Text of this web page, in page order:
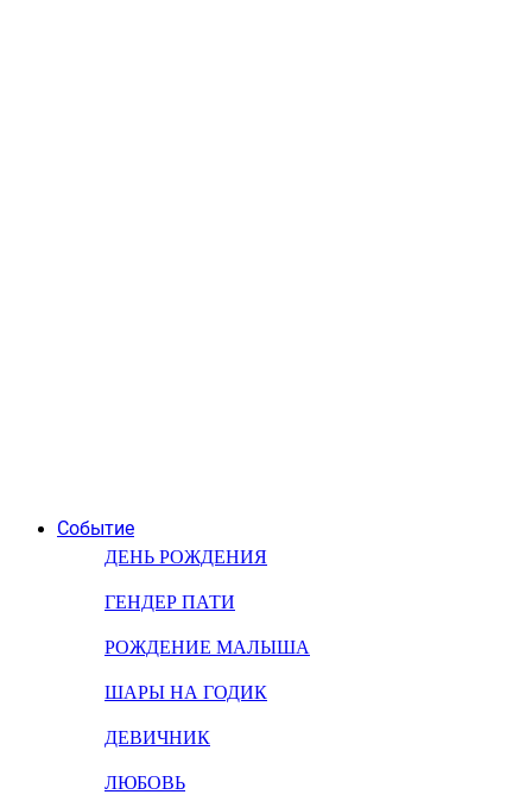
Событие
ДЕНЬ РОЖДЕНИЯ
ГЕНДЕР ПАТИ
РОЖДЕНИЕ МАЛЫША
ШАРЫ НА ГОДИК
ДЕВИЧНИК
ЛЮБОВЬ